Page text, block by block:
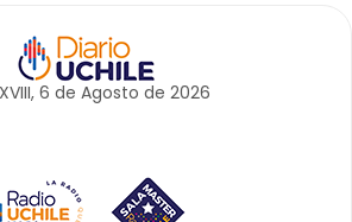
6 de Agosto de 2026